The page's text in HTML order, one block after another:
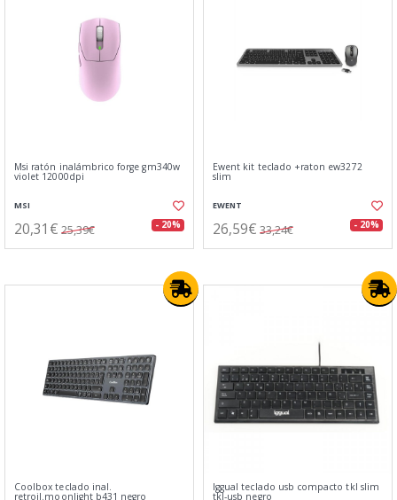
Msi ratón inalámbrico forge gm340w
violet 12000dpi
MSI
20,31€ 25,39€ - 20%
Ewent kit teclado +raton ew3272
slim
EWENT
26,59€ 33,24€ - 20%
Coolbox teclado inal.
retroil.moonlight b431 negro
Iggual teclado usb compacto tkl slim
tkl-usb negro